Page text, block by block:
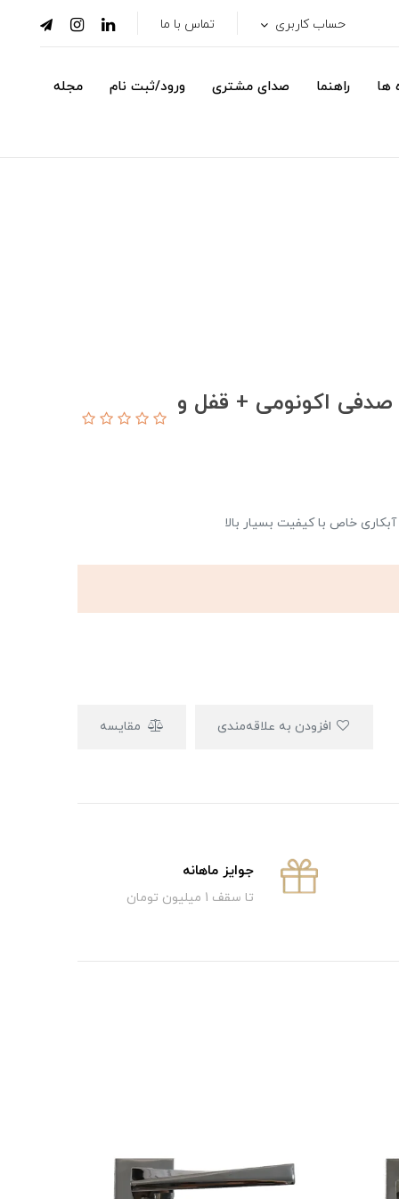
حساب کاربری تماس با ما
ها راهنما صدای مشتری ورود/ثبت نام مجله
دستگيره دوتكه بهريزان كد 4122 صدفی اکونومی + قفل و
خاص با کیفیت بسیار بالا
مقایسه
جوایز ماهانه
تا سقف 1 میلیون تومان